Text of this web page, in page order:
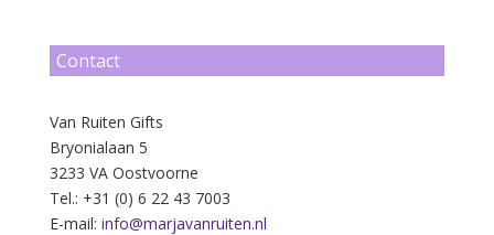
Contact
Van Ruiten Gifts
Bryonialaan 5
3233 VA Oostvoorne
Tel.: +31 (0) 6 22 43 7003
E-mail: info@marjavanruiten.nl